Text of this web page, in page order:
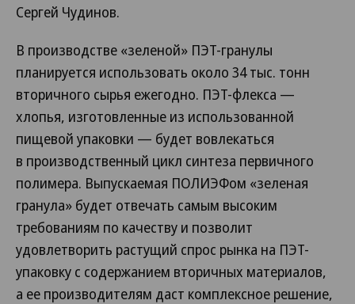
Сергей Чудинов.
В производстве «зеленой» ПЭТ-гранулы
планируется использовать около 34 тыс. тонн
вторичного сырья ежегодно. ПЭТ-флекса —
хлопья, изготовленные из использованной
пищевой упаковки — будет вовлекаться
в производственный цикл синтеза первичного
полимера. Выпускаемая ПОЛИЭФом «зеленая
гранула» будет отвечать самым высоким
требованиям по качеству и позволит
удовлетворить растущий спрос рынка на ПЭТ-
упаковку с содержанием вторичных материалов,
а ее производителям даст комплексное решение,